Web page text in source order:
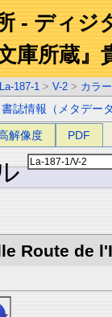
- ディジ
庫所蔵』
La-187-1 > V-2 > カラ
書誌情報（メタデー
解像度 PDF
Route de